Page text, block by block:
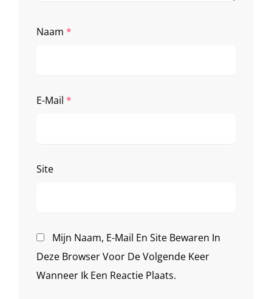
Naam *
E-Mail *
Site
Mijn Naam, E-Mail En Site Bewaren In
Deze Browser Voor De Volgende Keer
Wanneer Ik Een Reactie Plaats.